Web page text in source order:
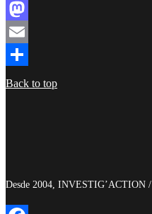
Facebook
Mastodon
Email
Compartir
Back to top
Desde 2004, INVESTIG’ACTION /